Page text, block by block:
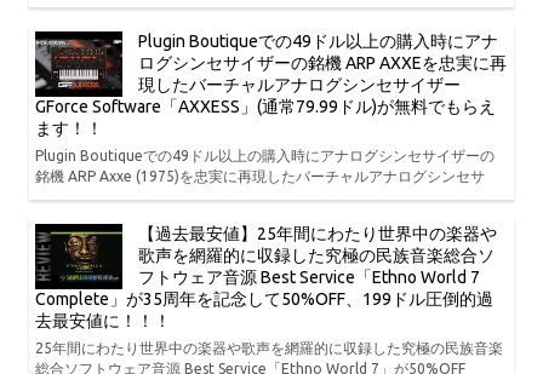
Plugin Boutiqueでの49ドル以上の購入時にアナ
ログシンセサイザーの銘機 ARP AXXEを忠実に再
現したバーチャルアナログシンセサイザー
GForce Software「AXXESS」(通常79.99ドル)が無料でもらえ
ます！！
Plugin Boutiqueでの49ドル以上の購入時にアナログシンセサイザーの
銘機 ARP Axxe (1975)を忠実に再現したバーチャルアナログシンセサ
【過去最安値】25年間にわたり世界中の楽器や
歌声を網羅的に収録した究極の民族音楽総合ソ
フトウェア音源 Best Service「Ethno World 7
Complete」が35周年を記念して50%OFF、199ドル圧倒的過
去最安値に！！！
25年間にわたり世界中の楽器や歌声を網羅的に収録した究極の民族音楽
総合ソフトウェア音源 Best Service「Ethno World 7」が50%OFF